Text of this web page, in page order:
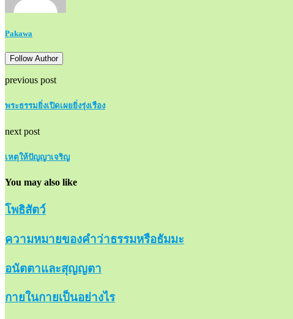
Pakawa
Follow Author
previous post
พระธรรมยิ่งเปิดเผยยิ่งรุ่งเรือง
next post
เหตุให้ปัญญาเจริญ
You may also like
โพธิสัตว์
ความหมายของคำว่าธรรมหรือธัมมะ
อนัตตาและสุญญตา
กายในกายเป็นอย่างไร